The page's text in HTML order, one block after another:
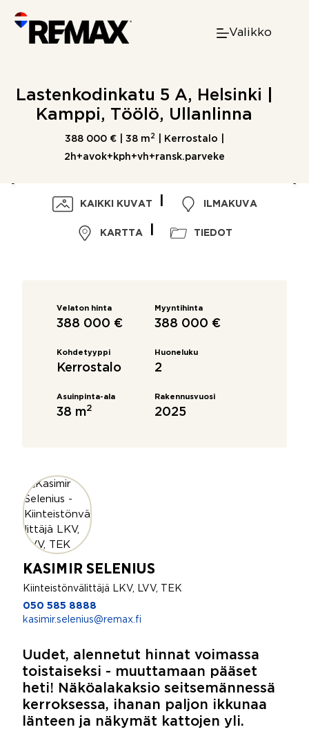
content
Valikko
Lastenkodinkatu 5 A, Helsinki |
Kamppi, Töölö, Ullanlinna
388 000 € | 38 m 2 | Kerrostalo |
2h+avok+kph+vh+ransk.parveke
KAIKKI KUVAT ILMAKUVA
KARTTA TIEDOT
Velaton hinta
388 000 €
Myyntihinta
388 000 €
Kohdetyyppi
Kerrostalo
Huoneluku
2
Asuinpinta-ala
38 m2
Rakennusvuosi
2025
KASIMIR SELENIUS
Kiinteistönvälittäjä LKV, LVV, TEK
050 585 8888
kasimir.selenius@remax.fi
Uudet, alennetut hinnat voimassa
toistaiseksi - muuttamaan pääset
heti! Näköalakaksio seitsemännessä
kerroksessa, ihanan paljon ikkunaa
länteen ja näkymät kattojen yli.